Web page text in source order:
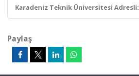
Karadeniz Teknik Üniversitesi Adresli:
Paylaş